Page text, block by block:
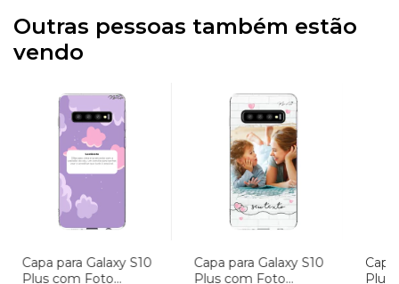
Outras pessoas também estão
vendo
Capa para Galaxy S10
Plus com Foto
Capa para Galaxy S10
Plus com Foto
Plus